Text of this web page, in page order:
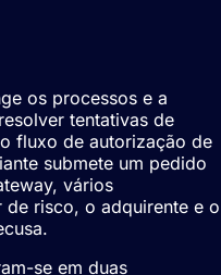
os processos e a
tentativas de
fluxo de autorização de
submete um pedido
vários
risco, o adquirente e o
se em duas